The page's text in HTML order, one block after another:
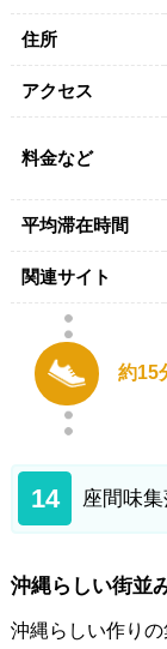
住所
アクセス
料金など
平均滞在時間
関連サイト
約15
14 座間味集
沖縄らしい街並
沖縄らしい作り